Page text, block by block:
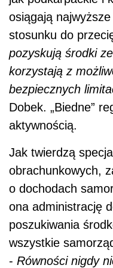
osiągają
stosunku do
pozyskują środki
korzystają z
bezpiecznych
Dobek. „Biedne”
aktywnością.
Jak twierdzą
obrachunkowych,
o dochodach
ona administrację
poszukiwania
wszystkie
- Równości nigdy